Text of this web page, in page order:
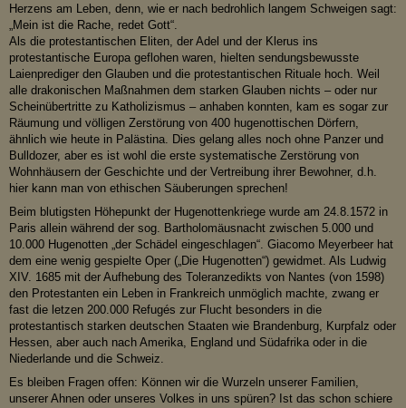
Herzens am Leben, denn, wie er nach bedrohlich langem Schweigen sagt:
„Mein ist die Rache, redet Gott“.
Als die protestantischen Eliten, der Adel und der Klerus ins
protestantische Europa geflohen waren, hielten sendungsbewusste
Laienprediger den Glauben und die protestantischen Rituale hoch. Weil
alle drakonischen Maßnahmen dem starken Glauben nichts – oder nur
Scheinübertritte zu Katholizismus – anhaben konnten, kam es sogar zur
Räumung und völligen Zerstörung von 400 hugenottischen Dörfern,
ähnlich wie heute in Palästina. Dies gelang alles noch ohne Panzer und
Bulldozer, aber es ist wohl die erste systematische Zerstörung von
Wohnhäusern der Geschichte und der Vertreibung ihrer Bewohner, d.h.
hier kann man von ethischen Säuberungen sprechen!
Beim blutigsten Höhepunkt der Hugenottenkriege wurde am 24.8.1572 in
Paris allein während der sog. Bartholomäusnacht zwischen 5.000 und
10.000 Hugenotten „der Schädel eingeschlagen“. Giacomo Meyerbeer hat
dem eine wenig gespielte Oper („Die Hugenotten“) gewidmet. Als Ludwig
XIV. 1685 mit der Aufhebung des Toleranzedikts von Nantes (von 1598)
den Protestanten ein Leben in Frankreich unmöglich machte, zwang er
fast die letzen 200.000 Refugés zur Flucht besonders in die
protestantisch starken deutschen Staaten wie Brandenburg, Kurpfalz oder
Hessen, aber auch nach Amerika, England und Südafrika oder in die
Niederlande und die Schweiz.
Es bleiben Fragen offen: Können wir die Wurzeln unserer Familien,
unserer Ahnen oder unseres Volkes in uns spüren? Ist das schon schiere